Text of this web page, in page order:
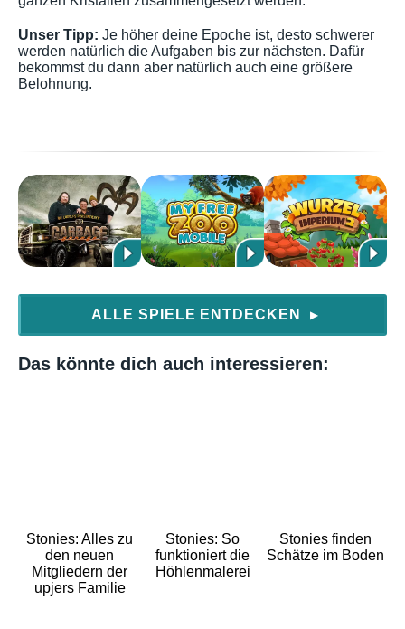
Unser Tipp: Je höher deine Epoche ist, desto schwerer
werden natürlich die Aufgaben bis zur nächsten. Dafür
bekommst du dann aber natürlich auch eine größere
Belohnung.
ALLE SPIELE ENTDECKEN ▶
Das könnte dich auch interessieren:
Stonies: Alles zu
den neuen
Mitgliedern der
upjers Familie
Stonies: So
funktioniert die
Höhlenmalerei
Stonies finden
Schätze im Boden